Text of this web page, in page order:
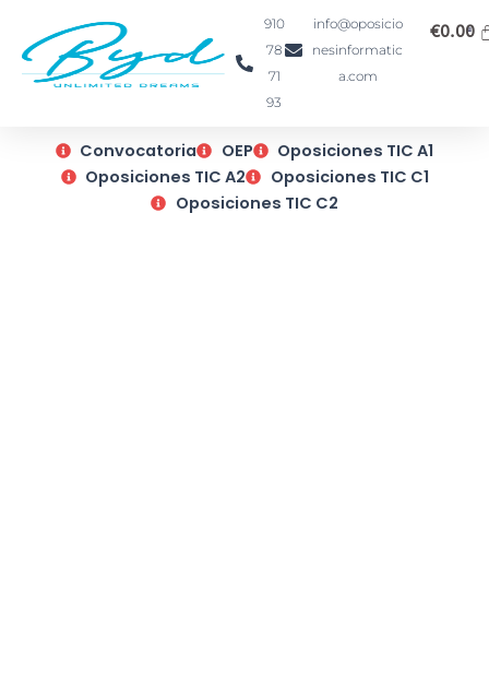
contenido
910
78
71
93
info@oposicio
nesinformatic
a.com
€0.00
Convocatoria OEP
Oposiciones TIC A1
Oposiciones TIC A2
Oposiciones TIC C1
Oposiciones TIC C2